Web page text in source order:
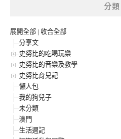
分類
展開全部 | 收合全部
分享文
史努比的吃喝玩樂
史努比的音樂及教學
史努比育兒記
懶人包
我的狗兒子
未分類
澳門
生活週記